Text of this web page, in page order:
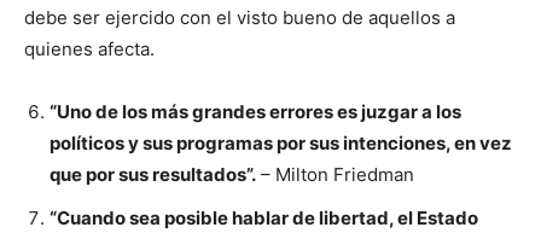
debe ser ejercido con el visto bueno de aquellos a
quienes afecta.
“Uno de los más grandes errores es juzgar a los
políticos y sus programas por sus intenciones, en vez
que por sus resultados”. – Milton Friedman
“Cuando sea posible hablar de libertad, el Estado